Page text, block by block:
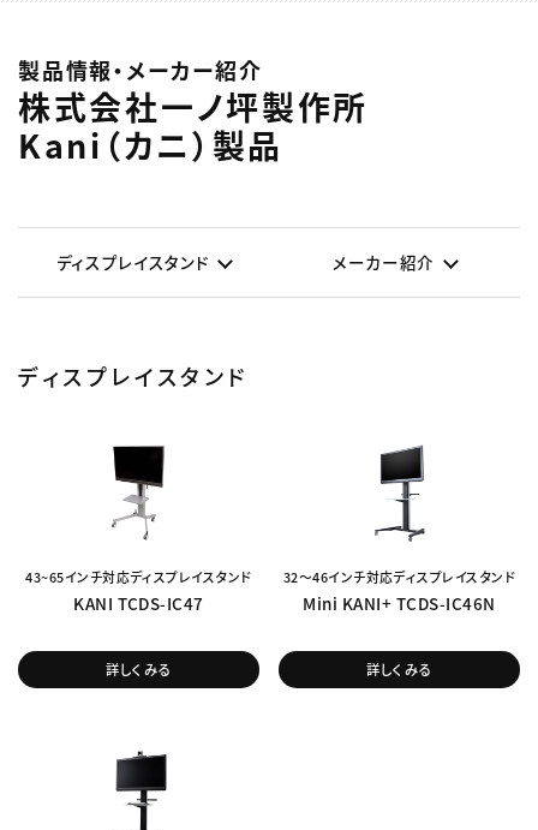
製品情報・メーカー紹介
株式会社一ノ坪製作所
Kani（カニ）製品
ディスプレイスタンド メーカー紹介
ディスプレイスタンド
43~65インチ対応ディスプレイスタンド
KANI TCDS-IC47
詳しくみる
32～46インチ対応ディスプレイスタンド
Mini KANI+ TCDS-IC46N
詳しくみる